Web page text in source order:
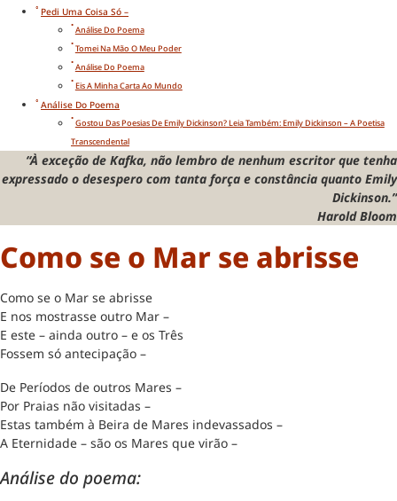
Pedi Uma Coisa Só –
Análise Do Poema
Tomei Na Mão O Meu Poder
Análise Do Poema
Eis A Minha Carta Ao Mundo
Análise Do Poema
Gostou Das Poesias De Emily Dickinson? Leia Também: Emily Dickinson – A Poetisa
Transcendental
“À exceção de Kafka, não lembro de nenhum escritor que tenha
expressado o desespero com tanta força e constância quanto Emily
Dickinson.”
Harold Bloom
Como se o Mar se abrisse
Como se o Mar se abrisse
E nos mostrasse outro Mar –
E este – ainda outro – e os Três
Fossem só antecipação –
De Períodos de outros Mares –
Por Praias não visitadas –
Estas também à Beira de Mares indevassados –
A Eternidade – são os Mares que virão –
Análise do poema: